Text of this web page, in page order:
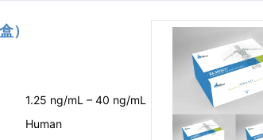
）
1.25 ng/mL – 40 ng/mL
Human